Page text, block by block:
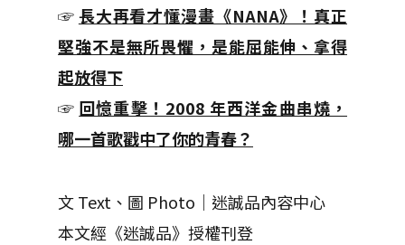
☞長大再看才懂漫畫《NANA》！真正
堅強不是無所畏懼，是能屈能伸、拿得
起放得下
☞ 回憶重擊！2008 年西洋金曲串燒，
哪一首歌戳中了你的青春？
文 Text、圖 Photo｜迷誠品內容中心
本文經《迷誠品》授權刊登